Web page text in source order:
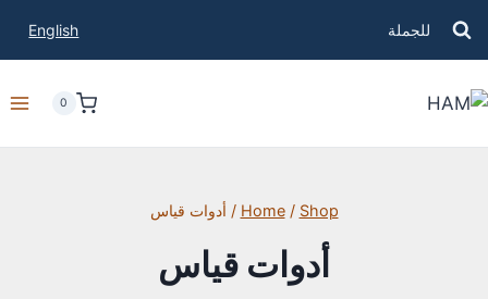
للجملة English
0
Home / Shop
/ أدوات قياس
أدوات قياس